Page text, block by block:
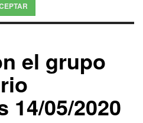
el grupo
14/05/2020